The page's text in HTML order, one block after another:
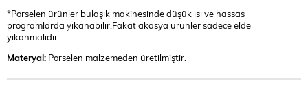
*Porselen ürünler bulaşık makinesinde düşük ısı ve hassas
programlarda yıkanabilir.Fakat akasya ürünler sadece elde
yıkanmalıdır.
Materyal: Porselen malzemeden üretilmiştir.